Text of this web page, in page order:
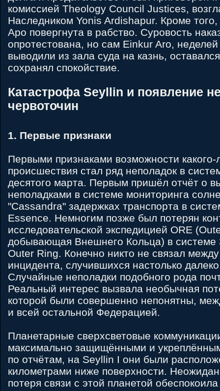
комиссией Theology Council Justices,
Наследником Yonis Ardishapur. Кроме
Apo повергнута в рабство. Суровость
опротестована, но сам Einkur Aro, неделей
выводили из зала суда на казнь,
сохранял спокойствие.
Катастрофа Seyllin и появление
червоточин
1. Первые признаки
Первыми признаками возможности
происшествия стал ряд неполадок в
десятого марта. Первым пришёл отчёт о
неполадками в системе мониторинга
"Cassandra" задержках транспорта в
Essence. Немногим позже был потерян
исследовательской экспедицией ORE
добывающая Внешнего Кольца) в системе
Outer Ring. Конечно никто не связал
инцидента, случившихся настолько
Случайные неполадки подобного рода
Реальный интерес вызвала необычная
которой были совершенно непонятны,
и всей остальной Федерацией.
Планетарные сверхсветовые
максимально защищёнными и
по отчётам, на Seyllin I они были
километрами ниже поверхности.
потеря связи с этой планетой